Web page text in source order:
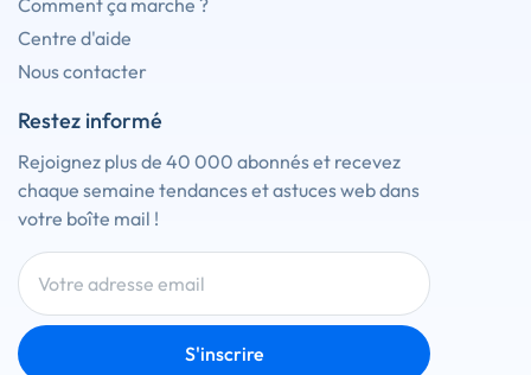
Comment ça marche ?
Centre d'aide
Nous contacter
Restez informé
Rejoignez plus de 40 000 abonnés et recevez
chaque semaine tendances et astuces web dans
votre boîte mail !
S'inscrire